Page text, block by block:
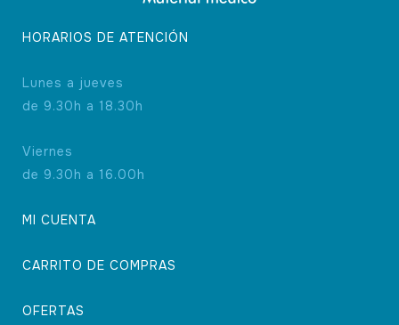
HORARIOS DE ATENCIÓN
Lunes a jueves
de 9.30h a 18.30h
Viernes
de 9.30h a 16.00h
MI CUENTA
CARRITO DE COMPRAS
OFERTAS